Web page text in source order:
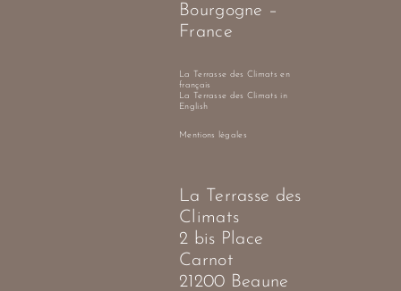
Bourgogne –
France
La Terrasse des Climats en
français
La Terrasse des Climats in
English
Mentions légales
La Terrasse des
Climats
2 bis Place
Carnot
21200 Beaune